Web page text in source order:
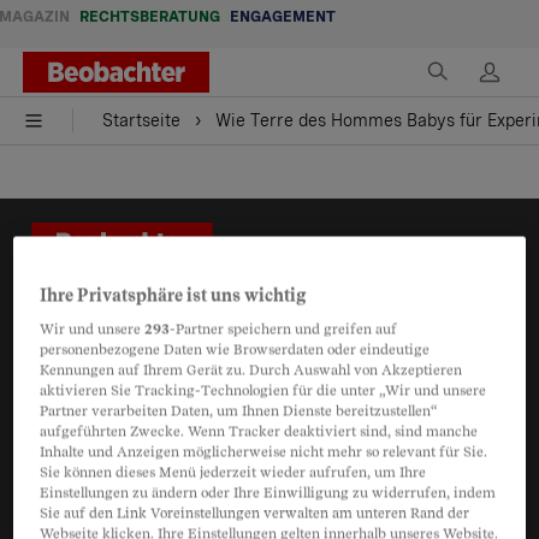
MAGAZIN RECHTSBERATUNG ENGAGEMENT
Startseite Wie Terre des Hommes Babys für
Kontakt
Impressum
Beratung
Ihre Privatsphäre ist uns wichtig
Wir und unsere293-Partner speichern und greifen auf
personenbezogene Daten wie Browserdaten oder eindeutige
Kennungen auf Ihrem Gerät zu. Durch Auswahl von Akzeptieren
aktivieren Sie Tracking-Technologien für die unter „Wir und unsere
Partner verarbeiten Daten, um Ihnen Dienste bereitzustellen“
aufgeführten Zwecke. Wenn Tracker deaktiviert sind, sind manche
Inhalte und Anzeigen möglicherweise nicht mehr so relevant für Sie.
Sie können dieses Menü jederzeit wieder aufrufen, um Ihre
Einstellungen zu ändern oder Ihre Einwilligung zu widerrufen, indem
Sie auf den Link Voreinstellungen verwalten am unteren Rand der
Webseite klicken. Ihre Einstellungen gelten innerhalb unseres Website.